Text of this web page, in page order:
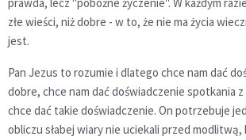
złe wieści, niż dobre - w to, że nie ma życia
jest.
Pan Jezus to rozumie i dlatego chce nam dać
dobre, chce nam dać doświadczenie spotkania z
chce dać takie doświadczenie. On potrzebuje
obliczu słabej wiary nie uciekali przed modlitwą,